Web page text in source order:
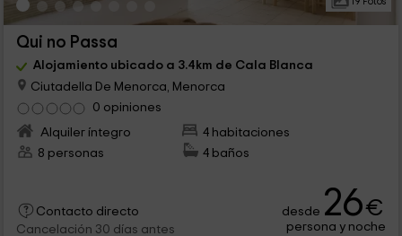
Qui no Passa
Alojamiento ubicado a 3.4km de Cala Blanca
Ciutadella De Menorca, Menorca
0 opiniones
Alquiler íntegro
4 habitaciones
8 personas
4 baños
Contacto directo
Cancelación 30 días antes
desde 26€
persona y noche